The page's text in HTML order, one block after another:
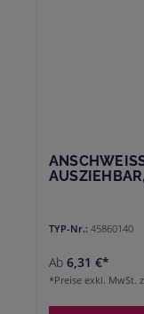
TYP-Nr.: 45860140
Ab 6,31 €*
*Preise exkl. MwSt.